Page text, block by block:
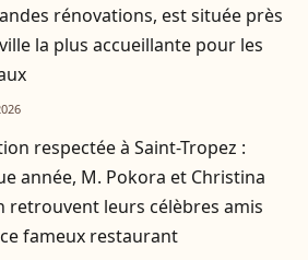
rénovations, est située près
la plus accueillante pour les
respectée à Saint-Tropez :
année, M. Pokora et Christina
retrouvent leurs célèbres amis
fameux restaurant